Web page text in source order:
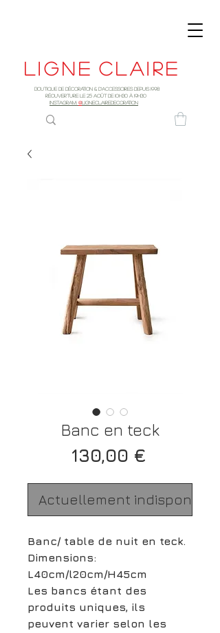
Ligne claire
Boutique de décoration & d'accessoires depuis 1998
RÉOUVERTURE LE 25 AOûT DE 10h30 à 19H30
INSTAGRAM: @LIGNECLAIREDECORATION
Banc en teck
130,00 €Prix
Actuellement indisponible
Banc/ table de nuit en teck.
Dimensions:
L40cm/l20cm/H45cm
Les bancs étant des
produits uniques, ils
peuvent varier selon les